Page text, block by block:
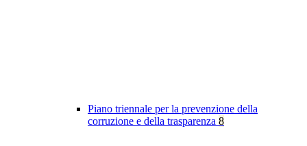
Piano triennale per la prevenzione della
corruzione e della trasparenza 8